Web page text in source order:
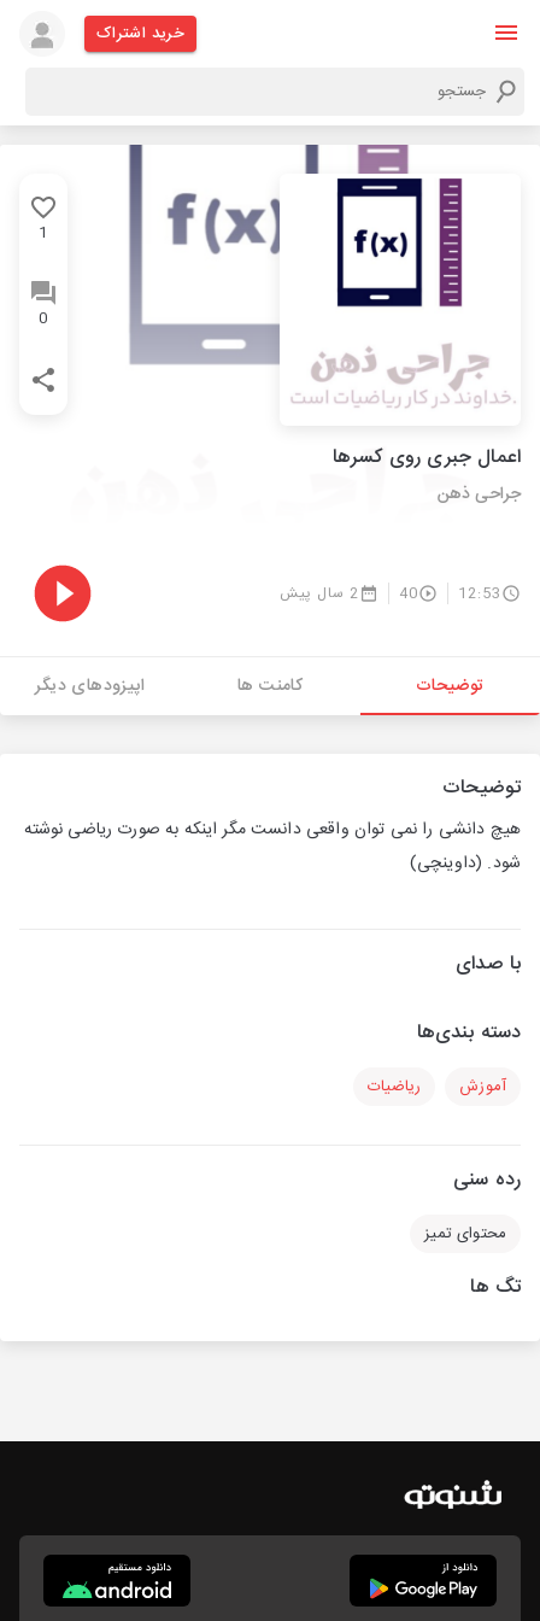
خرید اشتراک
1
0
اعمال جبری روی کسرها
جراحی ذهن
12:53
40 2 سال پیش
توضیحات کامنت ها اپیزودهای دیگر
توضیحات
هیچ دانشی را نمی توان واقعی دانست مگر اینکه به صورت ریاضی نوشته
شود. (داوینچی)
با صدای
دسته بندی‌ها
آموزش ریاضیات
رده سنی
محتوای تمیز
تگ ها